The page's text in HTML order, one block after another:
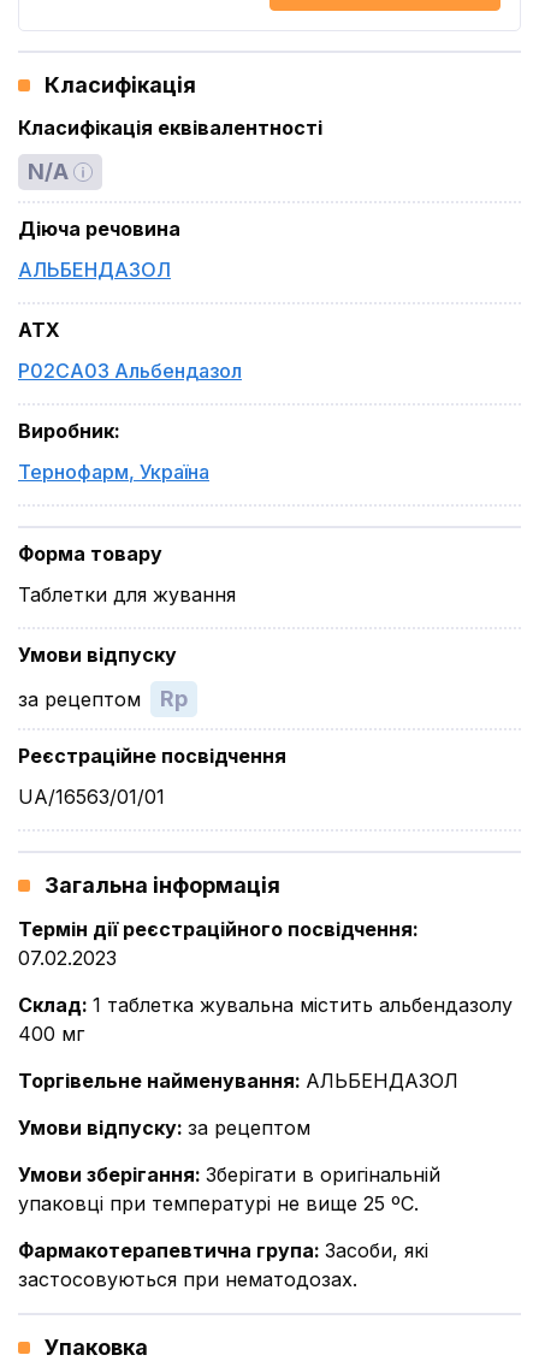
Класифікація
Класифікація еквівалентності
N/A
Діюча речовина
АЛЬБЕНДАЗОЛ
ATX
P02CA03 Альбендазол
Виробник:
Тернофарм, Україна
Форма товару
Таблетки для жування
Умови відпуску
за рецептом
Rp
Реєстраційне посвідчення
UA/16563/01/01
Загальна інформація
Термін дії реєстраційного посвідчення:
07.02.2023
Склад: 1 таблетка жувальна містить альбендазолу
400 мг
Торгівельне найменування: АЛЬБЕНДАЗОЛ
Умови відпуску: за рецептом
Умови зберігання: Зберігати в оригінальній
упаковці при температурі не вище 25 ºС.
Фармакотерапевтична група: Засоби, які
застосовуються при нематодозах.
Упаковка